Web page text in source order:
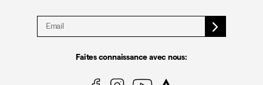
Faites connaissance avec nous: